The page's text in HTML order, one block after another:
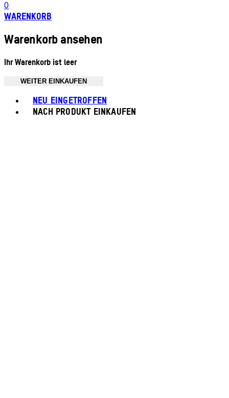
0
WARENKORB
Warenkorb ansehen
Ihr Warenkorb ist leer
WEITER EINKAUFEN
NEU EINGETROFFEN
NACH PRODUKT EINKAUFEN